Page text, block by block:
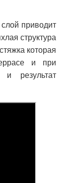
приводит
структура
которая
и при
результат